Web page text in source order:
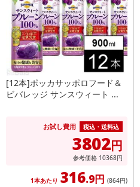
[12本]ポッカサッポロフード＆
ビバレッジ サンスウィート ...
お試し費用 税込・送料込
3802円
参考価格 10368円
1本あたり 316.9円 (864円)